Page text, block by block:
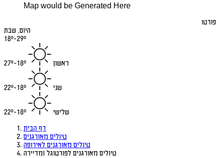
Map would be Generated Here
פורטו
היום, שבת
18°-29°
ראשון 18°-27°
שני 18°-22°
שלישי
18°-22°
דף הבית
טיולים מאורגנים
טיולים מאורגנים לאירופה
טיולים מאורגנים לפורטוגל ומדיירה